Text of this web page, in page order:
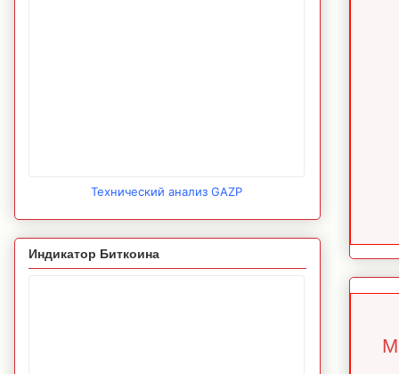
Технический анализ GAZP
Индикатор Биткоина